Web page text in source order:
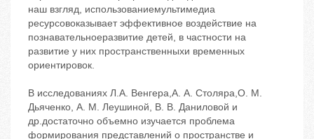
наш взгляд, использованиемультимедиа
ресурсовоказывает эффективное воздействие на
познавательноеразвитие детей, в частности на
развитие у них пространственныхи временных
ориентировок.
В исследованиях Л.А. Венгера,А. А. Столяра,О. М.
Дьяченко, А. М. Леушиной, В. В. Даниловой и
др.достаточно объемно изучается проблема
формирования представлений о пространстве и